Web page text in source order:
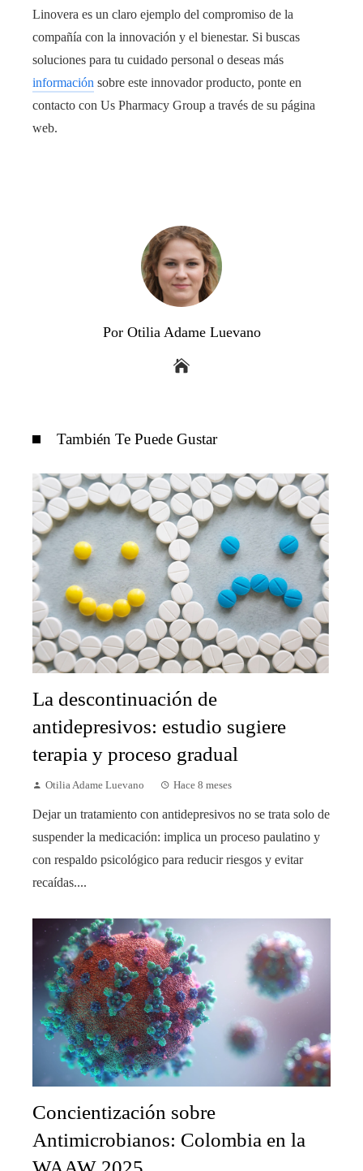
Linovera es un claro ejemplo del compromiso de la
compañía con la innovación y el bienestar. Si buscas
soluciones para tu cuidado personal o deseas más
información sobre este innovador producto, ponte en
contacto con Us Pharmacy Group a través de su página
web.
Por Otilia Adame Luevano
También Te Puede Gustar
La descontinuación de
antidepresivos: estudio sugiere
terapia y proceso gradual
Otilia Adame Luevano Hace 8 meses
Dejar un tratamiento con antidepresivos no se trata solo de
suspender la medicación: implica un proceso paulatino y
con respaldo psicológico para reducir riesgos y evitar
recaídas....
Concientización sobre
Antimicrobianos: Colombia en la